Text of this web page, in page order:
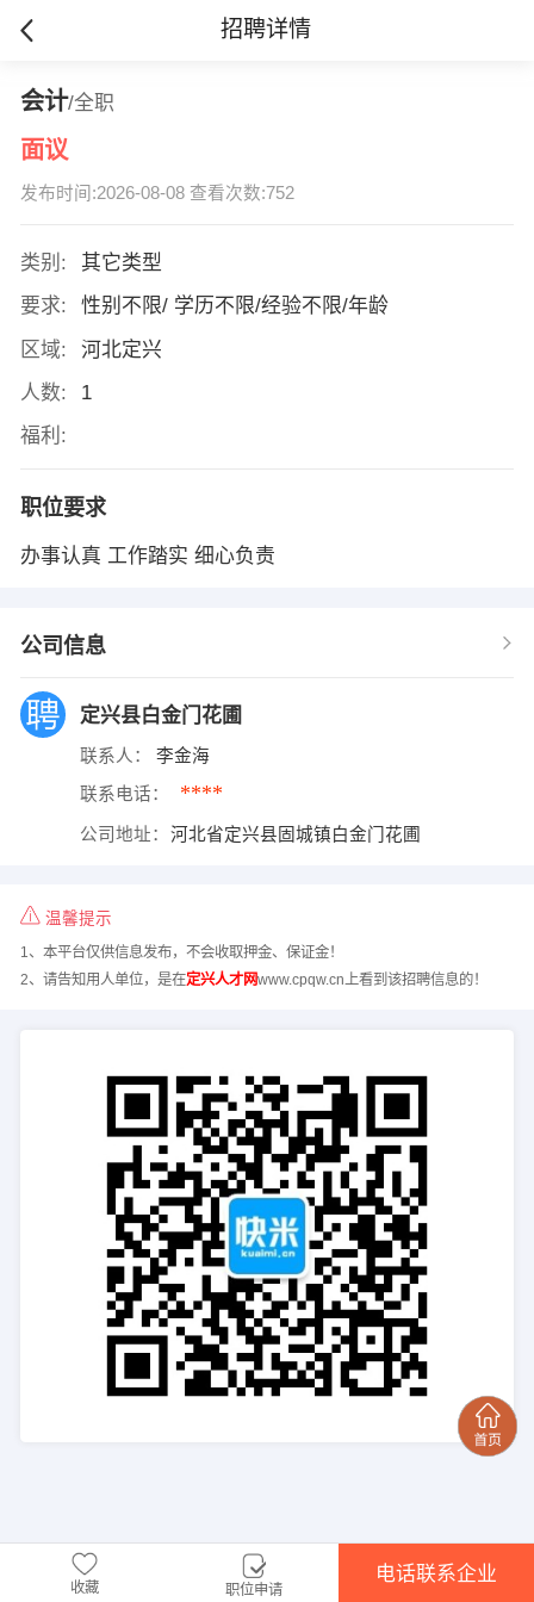
招聘详情
会计/全职
面议
发布时间:2026-08-08 查看次数:752
类别:
其它类型
要求:
性别不限/ 学历不限/经验不限/年龄
区域:
河北定兴
人数:
1
福利:
职位要求
办事认真 工作踏实 细心负责
公司信息
定兴县白金门花圃
联系人： 李金海
联系电话： ****
公司地址： 河北省定兴县固城镇白金门花圃
温馨提示
1、本平台仅供信息发布，不会收取押金、保证金！
2、请告知用人单位，是在定兴人才网www.cpqw.cn上看到该招聘信息的！
收藏 职位申请
电话联系企业